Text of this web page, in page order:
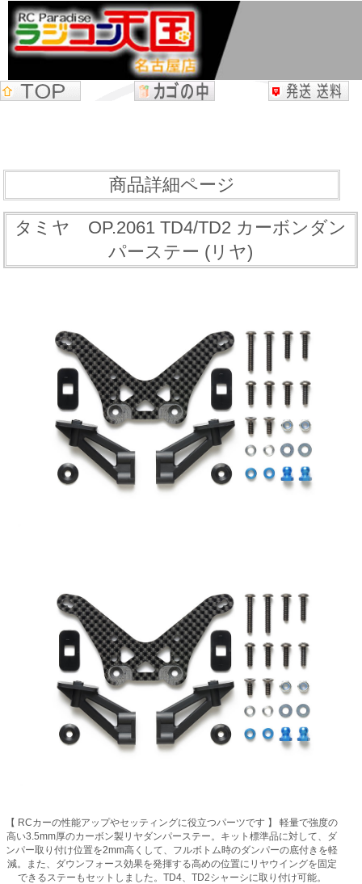
商品詳細ページ
タミヤ OP.2061 TD4/TD2 カーボンダン
パーステー (リヤ)
【 RCカーの性能アップやセッティングに役立つパーツです 】 軽量で強度の
高い3.5mm厚のカーボン製リヤダンパーステー。キット標準品に対して、ダ
ンパー取り付け位置を2mm高くして、フルボトム時のダンパーの底付きを軽
減。また、ダウンフォース効果を発揮する高めの位置にリヤウイングを固定
できるステーもセットしました。TD4、TD2シャーシに取り付け可能。